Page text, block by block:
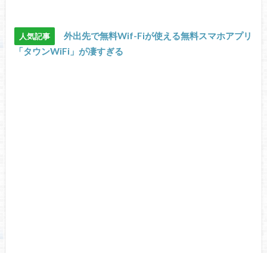
人気記事
外出先で無料Wif-Fiが使える無料スマホアプリ
「タウンWiFi」が凄すぎる